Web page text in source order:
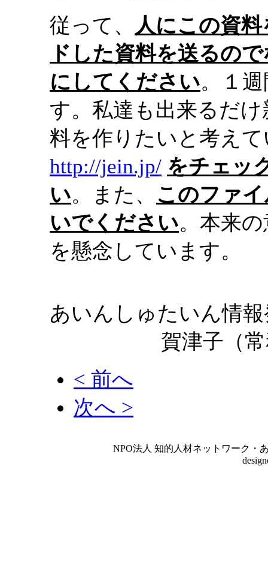
従って、
人にこの資
ドした資料を送るの
にしてください。１
す。私達も出来るだ
料を作りたいと考え
http://jein.jp/ をチェッ
い。また、
このファ
いでください。本来
を懸念しています。
あいんしゅたいん情
賀津子（
< 前へ
次へ >
NPO法人 知的人材ネットワーク・